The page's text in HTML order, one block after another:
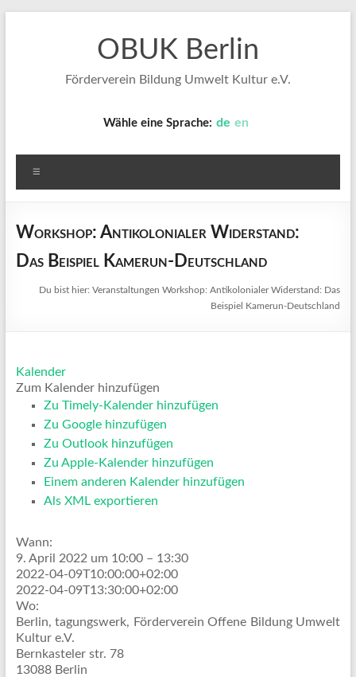
OBUK Berlin
Förderverein Bildung Umwelt Kultur e.V.
Wähle eine Sprache: de en
Workshop: Antikolonialer Widerstand:
Das Beispiel Kamerun-Deutschland
Du bist hier:Veranstaltungen Workshop: Antikolonialer Widerstand: Das
Beispiel Kamerun-Deutschland
Kalender
Zum Kalender hinzufügen
Zu Timely-Kalender hinzufügen
Zu Google hinzufügen
Zu Outlook hinzufügen
Zu Apple-Kalender hinzufügen
Einem anderen Kalender hinzufügen
Als XML exportieren
Wann:
9. April 2022 um 10:00 – 13:30
2022-04-09T10:00:00+02:00
2022-04-09T13:30:00+02:00
Wo:
Berlin, tagungswerk, Förderverein Offene Bildung Umwelt
Kultur e.V.
Bernkasteler str. 78
13088 Berlin